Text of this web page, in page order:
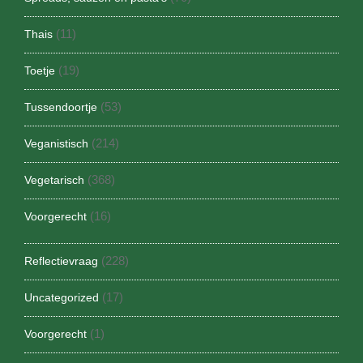
Thais (11)
Toetje (19)
Tussendoortje (53)
Veganistisch (214)
Vegetarisch (368)
Voorgerecht (16)
Reflectievraag (228)
Uncategorized (17)
Voorgerecht (1)